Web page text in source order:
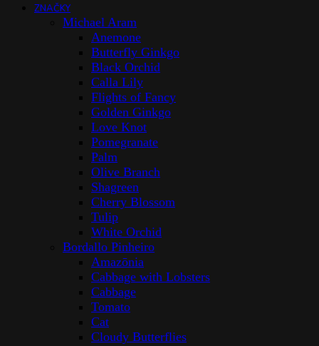
ZNAČKY
Michael Aram
Anemone
Butterfly Ginkgo
Black Orchid
Calla Lily
Flights of Fancy
Golden Ginkgo
Love Knot
Pomegranate
Palm
Olive Branch
Shagreen
Cherry Blossom
Tulip
White Orchid
Bordallo Pinheiro
Amazōnia
Cabbage with Lobsters
Cabbage
Tomato
Cat
Cloudy Butterflies